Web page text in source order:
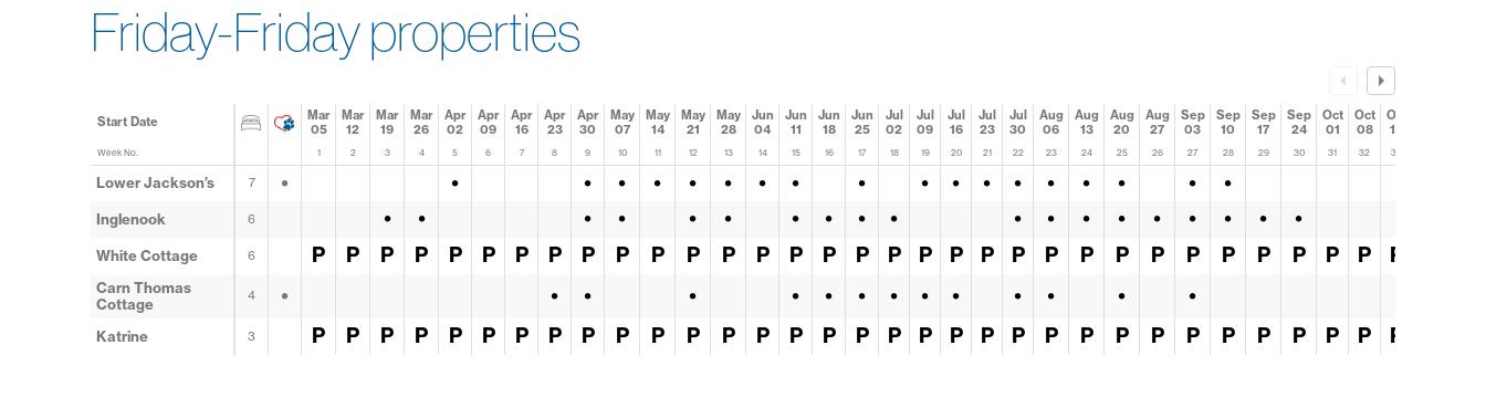
Friday-Friday properties
Start Date
Mar
05
Mar
12
Mar
19
Mar
26
Apr
02
Apr
09
Apr
16
Apr
23
Apr
30
May
07
May
14
May
21
May
28
Jun
04
Jun
11
Jun
18
Jun
25
Jul
02
Jul
09
Jul
16
Jul
23
Jul
30
Aug
06
Aug
13
Aug
20
Aug
27
Sep
03
Sep
10
Sep
17
Sep
24
Oct
01
Oct
08
Oct
15
Week No. 1 2 3 4 5 6 7 8 9 10 11 12 13 14 15 16 17 18 19 20 21 22 23 24 25 26 27 28 29 30 31 32 33
Lower Jackson’s 7 • • • • • • • • • • • • • • • • • • •
Inglenook 6 • • • • • • • • • • • • • • • • • • •
White Cottage 6 P P P P P P P P P P P P P P P P P P P P P P P P P P P P P P P P P
Carn Thomas
Cottage
4 • • • • • • • • • • • • • •
Katrine 3 P P P P P P P P P P P P P P P P P P P P P P P P P P P P P P P P P